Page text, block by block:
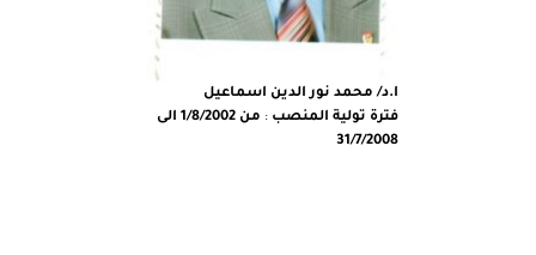
ا.د/ محمد نور الدين اسماعيل
فترة تولية المنصب :
من 1/8/2002 الى
31/7/2008